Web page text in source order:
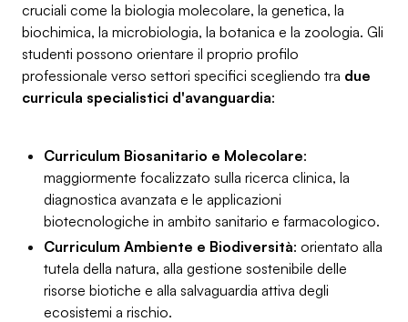
cruciali come la biologia molecolare, la genetica, la
biochimica, la microbiologia, la botanica e la zoologia. Gli
studenti possono orientare il proprio profilo
professionale verso settori specifici scegliendo tra due
curricula specialistici d'avanguardia:
Curriculum Biosanitario e Molecolare:
maggiormente focalizzato sulla ricerca clinica, la
diagnostica avanzata e le applicazioni
biotecnologiche in ambito sanitario e farmacologico.
Curriculum Ambiente e Biodiversità: orientato alla
tutela della natura, alla gestione sostenibile delle
risorse biotiche e alla salvaguardia attiva degli
ecosistemi a rischio.